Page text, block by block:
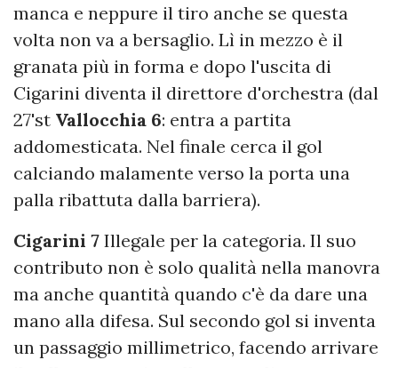
manca e neppure il tiro anche se questa
volta non va a bersaglio. Lì in mezzo è il
granata più in forma e dopo l'uscita di
Cigarini diventa il direttore d'orchestra (dal
27'st Vallocchia 6: entra a partita
addomesticata. Nel finale cerca il gol
calciando malamente verso la porta una
palla ribattuta dalla barriera).
Cigarini 7 Illegale per la categoria. Il suo
contributo non è solo qualità nella manovra
ma anche quantità quando c'è da dare una
mano alla difesa. Sul secondo gol si inventa
un passaggio millimetrico, facendo arrivare